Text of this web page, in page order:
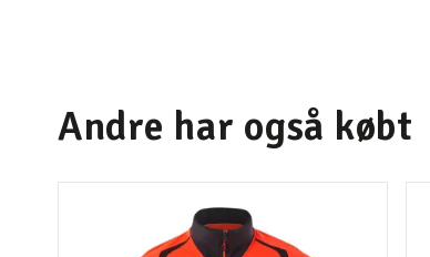
Andre har også købt